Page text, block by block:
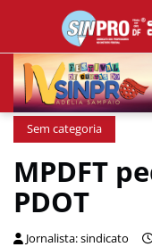
Sem categoria
MPDFT
PDOT
Jornalista: sindicato